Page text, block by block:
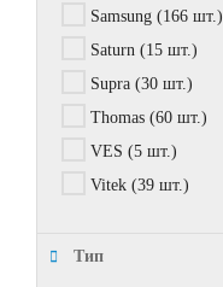
Samsung (166 шт.)
Saturn (15 шт.)
Supra (30 шт.)
Thomas (60 шт.)
VES (5 шт.)
Vitek (39 шт.)
Тип